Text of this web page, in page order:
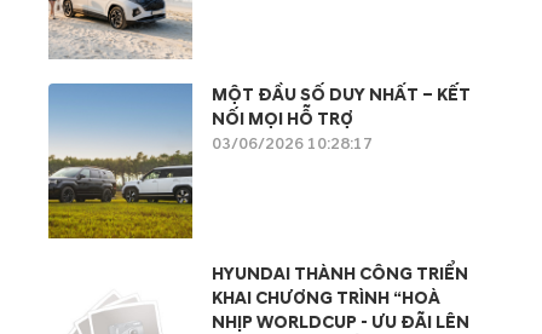
MỘT ĐẦU SỐ DUY NHẤT – KẾT
NỐI MỌI HỖ TRỢ
03/06/2026 10:28:17
HYUNDAI THÀNH CÔNG TRIỂN
KHAI CHƯƠNG TRÌNH “HOÀ
NHỊP WORLDCUP - ƯU ĐÃI LÊN